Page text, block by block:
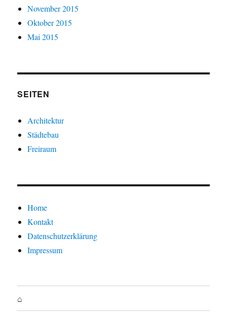
November 2015
Oktober 2015
Mai 2015
SEITEN
Architektur
Städtebau
Freiraum
Home
Kontakt
Datenschutzerklärung
Impressum
⌂